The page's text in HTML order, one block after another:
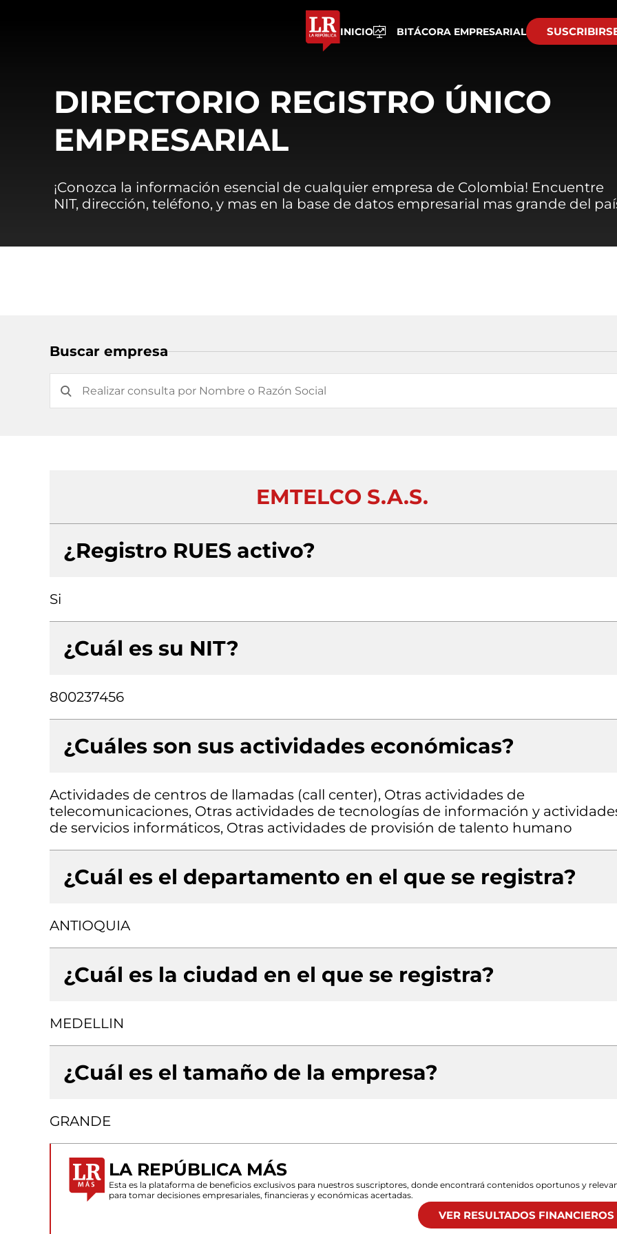
INICIO BITÁCORA EMPRESARIAL
DIRECTORIO REGISTRO ÚNICO
EMPRESARIAL
¡Conozca la información esencial de cualquier empresa de Colombia! Encuentre
NIT, dirección, teléfono, y mas en la base de datos empresarial mas grande del
Buscar empresa
EMTELCO S.A.S.
¿Registro RUES activo?
Si
¿Cuál es su NIT?
800237456
¿Cuáles son sus actividades económicas?
Actividades de centros de llamadas (call center), Otras actividades de
telecomunicaciones, Otras actividades de tecnologías de información y
de servicios informáticos, Otras actividades de provisión de talento humano
¿Cuál es el departamento en el que se registra?
ANTIOQUIA
¿Cuál es la ciudad en el que se registra?
MEDELLIN
¿Cuál es el tamaño de la empresa?
GRANDE
LA REPÚBLICA MÁS
Esta es la plataforma de beneficios exclusivos para nuestros suscriptores, donde encontrará contenidos oportunos y
para tomar decisiones empresariales, financieras y económicas acertadas.
VER RESULTADOS FINANCIEROS